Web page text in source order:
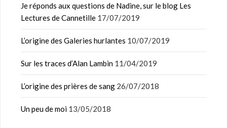
Je réponds aux questions de Nadine, sur le blog Les
Lectures de Cannetille 17/07/2019
L’origine des Galeries hurlantes 10/07/2019
Sur les traces d’Alan Lambin 11/04/2019
L’origine des prières de sang 26/07/2018
Un peu de moi 13/05/2018